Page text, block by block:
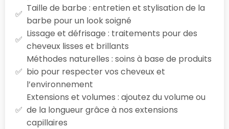
Taille de barbe : entretien et stylisation de la
barbe pour un look soigné
Lissage et défrisage : traitements pour des
cheveux lisses et brillants
Méthodes naturelles : soins à base de produits
bio pour respecter vos cheveux et
l’environnement
Extensions et volumes : ajoutez du volume ou
de la longueur grâce à nos extensions
capillaires